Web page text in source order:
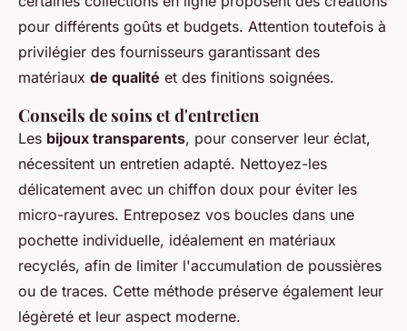
pour différents goûts et budgets. Attention toutefois à
privilégier des fournisseurs garantissant des
matériaux de qualité et des finitions soignées.
Conseils de soins et d'entretien
Les bijoux transparents, pour conserver leur éclat,
nécessitent un entretien adapté. Nettoyez-les
délicatement avec un chiffon doux pour éviter les
micro-rayures. Entreposez vos boucles dans une
pochette individuelle, idéalement en matériaux
recyclés, afin de limiter l'accumulation de poussières
ou de traces. Cette méthode préserve également leur
légèreté et leur aspect moderne.